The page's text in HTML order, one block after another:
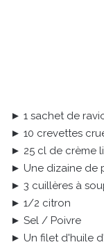
► 1 sachet de
► 10 crevettes
► 25 cl de crème
► Une dizaine de
► 3 cuillères à
► 1/2 citron
► Sel / Poivre
► Un filet d'huile